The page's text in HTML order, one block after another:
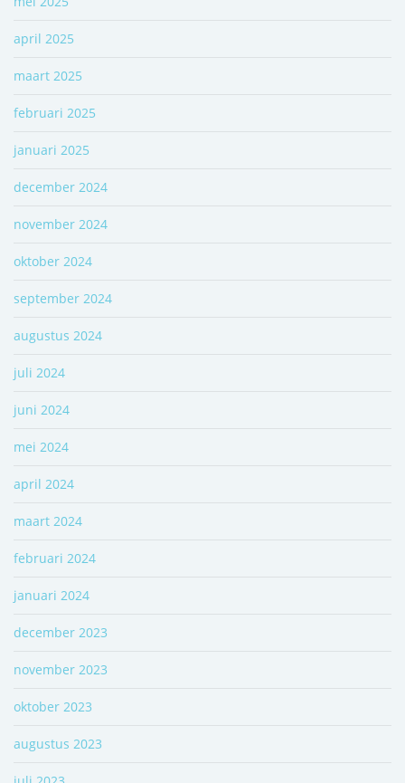
april 2025
maart 2025
februari 2025
januari 2025
december 2024
november 2024
oktober 2024
september 2024
augustus 2024
juli 2024
juni 2024
mei 2024
april 2024
maart 2024
februari 2024
januari 2024
december 2023
november 2023
oktober 2023
augustus 2023